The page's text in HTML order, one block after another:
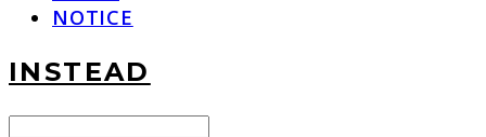
NOTICE
INSTEAD